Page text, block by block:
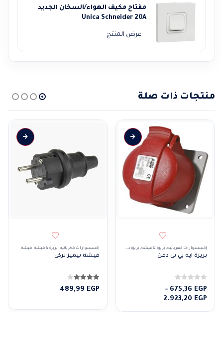
مفتاح مكيف الهواء/السخان الجديد
Unica Schneider 20A
عرض المنتج
منتجات ذات صلة
إكسسوارات كهربائيه, بريزة & فيشة, بريزة دفن
بريزة ايه بي بي دفن
0من 5
675,36 EGP
–
2.923,20 EGP
إكسسوارات كهربائيه, بريزة & فيشة, فيشة
فيشة بيميز تركي
4.00 من 5
489,99 EGP